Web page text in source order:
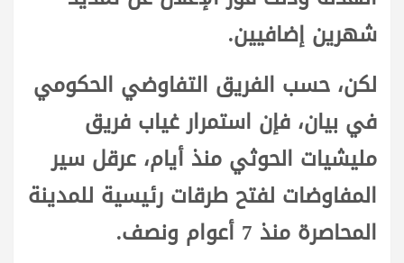
شهرين إضافيين.
لكن، حسب الفريق التفاوضي الحكومي
في بيان، فإن استمرار غياب فريق
مليشيات الحوثي منذ أيام، عرقل سير
المفاوضات لفتح طرقات رئيسية للمدينة
المحاصرة منذ 7 أعوام ونصف.